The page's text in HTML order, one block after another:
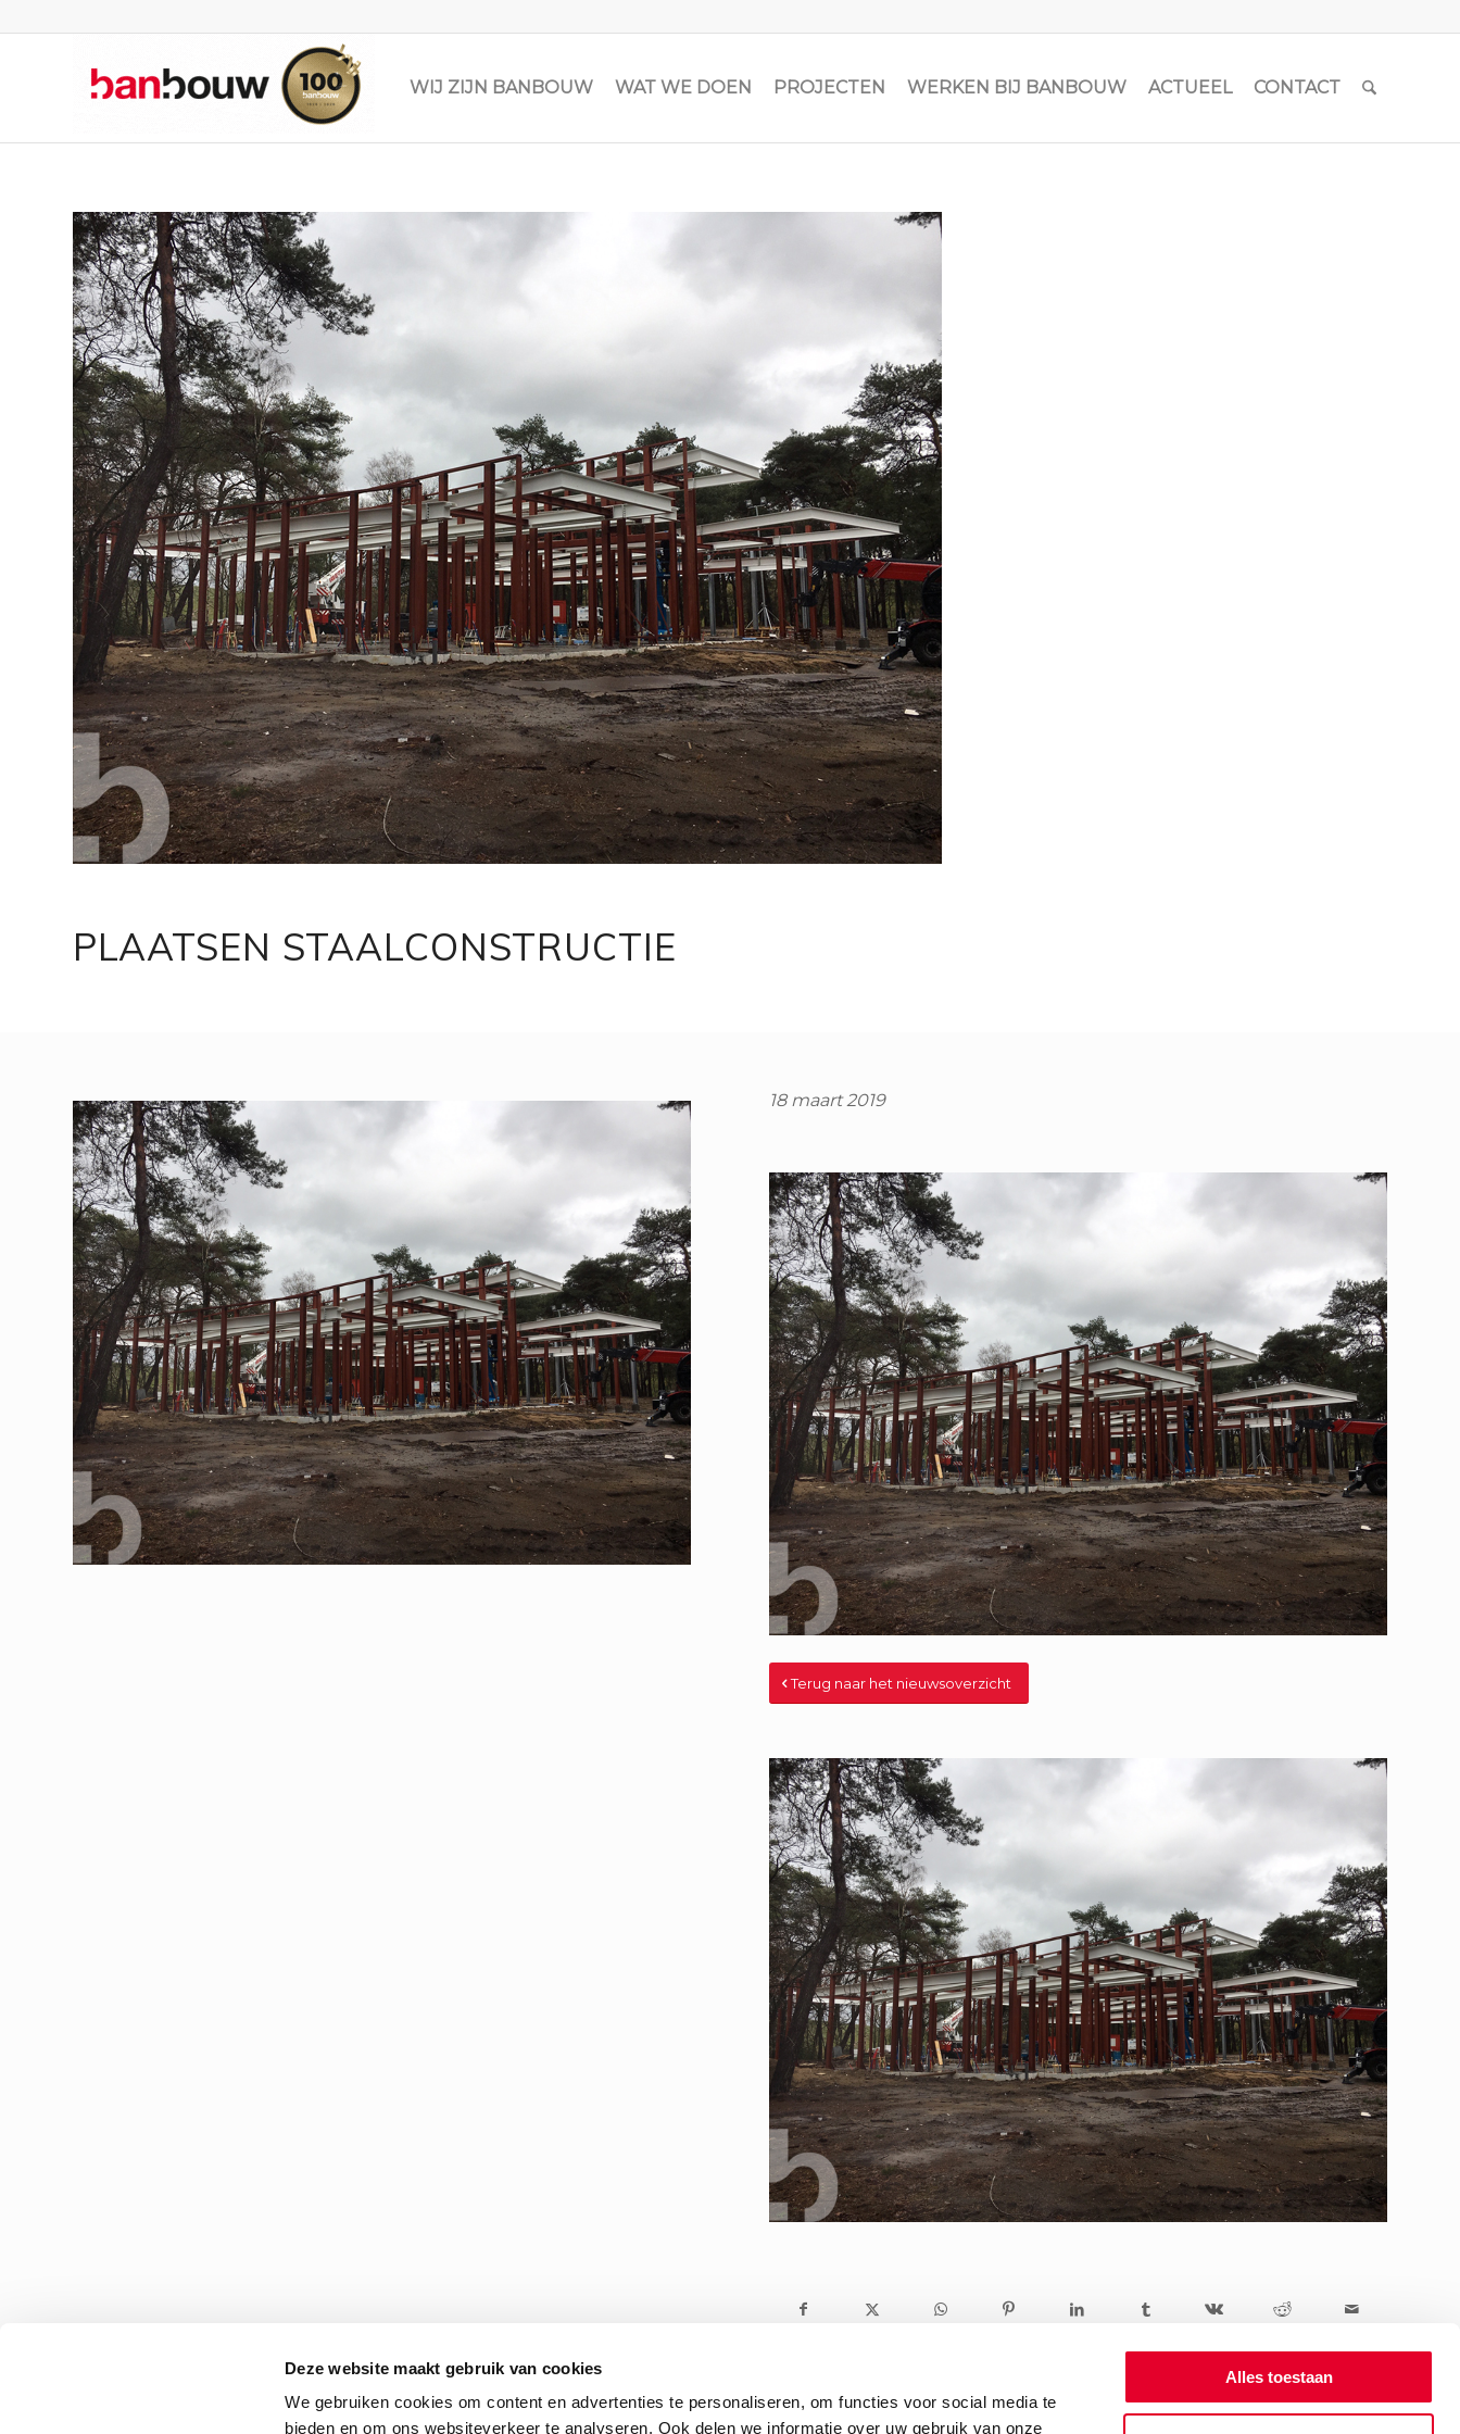
Deze website maakt gebruik van cookies
We gebruiken cookies om content en advertenties te personaliseren, om functies voor social media te
bieden en om ons websiteverkeer te analyseren. Ook delen we informatie over uw gebruik van onze
Alles toestaan
WIJ ZIJN BANBOUW WAT WE DOEN PROJECTEN WERKEN BIJ BANBOUW ACTUEEL CONTACT
PLAATSEN STAALCONSTRUCTIE
18 maart 2019
Terug naar het nieuwsoverzicht